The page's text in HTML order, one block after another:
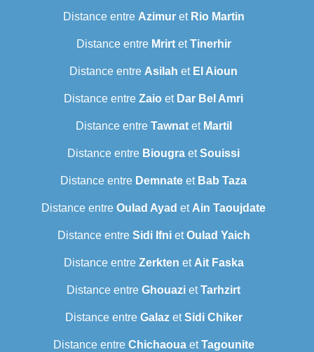
Distance entre Azimuret Rio Martin
Distance entre MrirtetTinerhir
Distance entre Asilah et El Aioun
Distance entre Zaio et Dar Bel Amri
Distance entre Tawnatet Martil
Distance entre Biougra etSouissi
Distance entre Demnate et Bab Taza
Distance entre Oulad Ayad et Ain Taoujdate
Distance entre Sidi IfnietOulad Yaich
Distance entre Zerkten et Ait Faska
Distance entre Ghouazi etTarhzirt
Distance entre GalazetSidi Chiker
Distance entre ChichaouaetTagounite